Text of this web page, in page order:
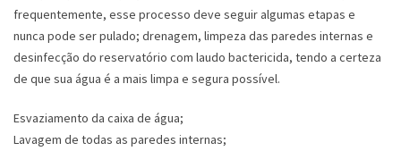
frequentemente, esse processo deve seguir algumas etapas e
nunca pode ser pulado; drenagem, limpeza das paredes internas e
desinfecção do reservatório com laudo bactericida, tendo a certeza
de que sua água é a mais limpa e segura possível.
Esvaziamento da caixa de água;
Lavagem de todas as paredes internas;